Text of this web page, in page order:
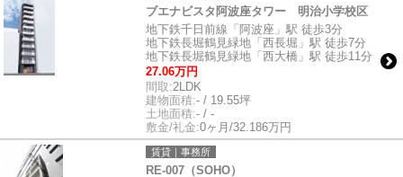
ブエナビスタ阿波座タワー 明治小学校区
地下鉄千日前線「阿波座」駅 徒歩3分
地下鉄長堀鶴見緑地「西長堀」駅 徒歩7分
地下鉄長堀鶴見緑地「西大橋」駅 徒歩11分
27.06万円
間取:2LDK
建物面積:- / 19.55坪
土地面積:- / -
敷金/礼金:0ヶ月/32.186万円
賃貸｜事務所
RE-007（SOHO）